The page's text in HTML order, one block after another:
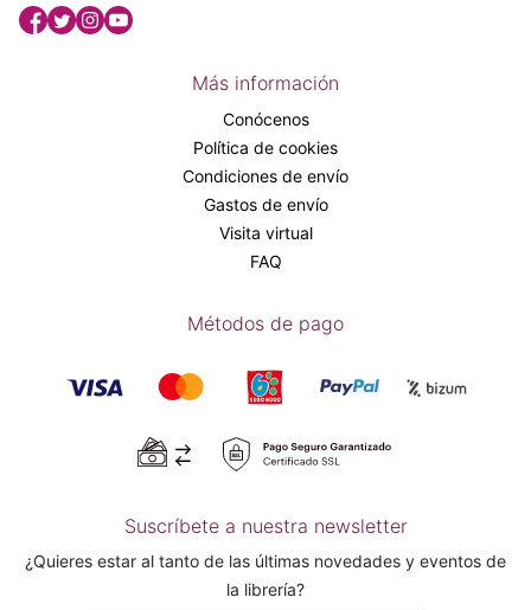
Más información
Conócenos
Política de cookies
Condiciones de envío
Gastos de envío
Visita virtual
FAQ
Métodos de pago
Suscríbete a nuestra newsletter
¿Quieres estar al tanto de las últimas novedades y eventos de
la librería?